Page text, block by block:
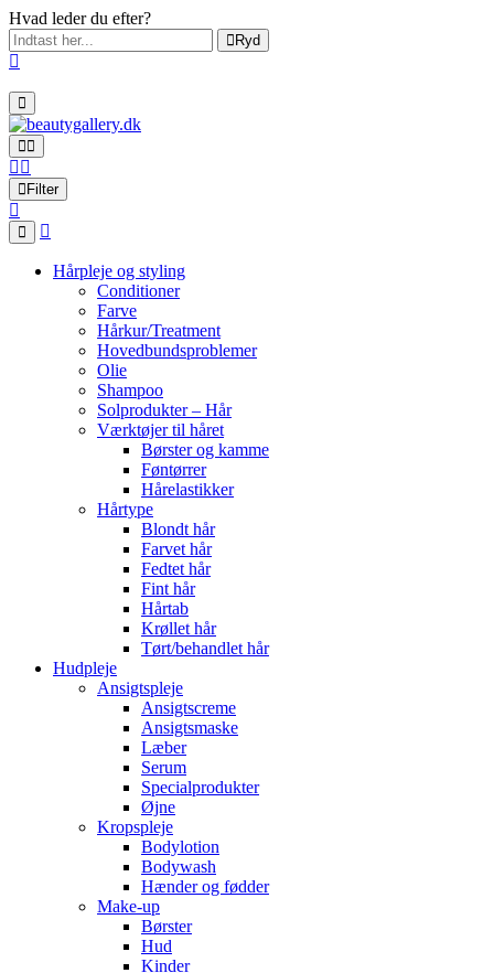
Hvad leder du efter?
Ryd
Filter
Hårpleje og styling
Conditioner
Farve
Hårkur/Treatment
Hovedbundsproblemer
Olie
Shampoo
Solprodukter – Hår
Værktøjer til håret
Børster og kamme
Føntørrer
Hårelastikker
Hårtype
Blondt hår
Farvet hår
Fedtet hår
Fint hår
Hårtab
Krøllet hår
Tørt/behandlet hår
Hudpleje
Ansigtspleje
Ansigtscreme
Ansigtsmaske
Læber
Serum
Specialprodukter
Øjne
Kropspleje
Bodylotion
Bodywash
Hænder og fødder
Make-up
Børster
Hud
Kinder